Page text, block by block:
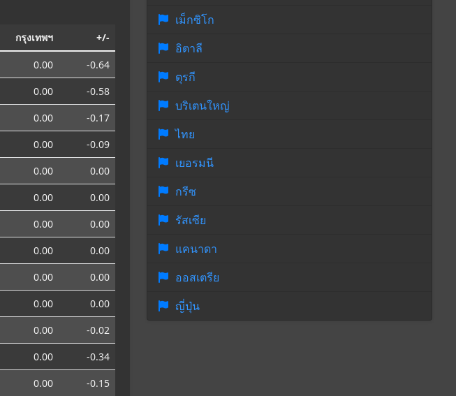
กรุงเทพฯ +/-
0.00
-0.64
0.00
-0.58
0.00
-0.17
0.00
-0.09
0.00
0.00
0.00
0.00
0.00
0.00
0.00
0.00
0.00
0.00
0.00
0.00
0.00
-0.02
0.00
-0.34
0.00 -0.15
เม็กซิโก
อิตาลี
ตุรกี
บริเตนใหญ่
ไทย
เยอรมนี
กรีซ
รัสเซีย
แคนาดา
ออสเตรีย
ญี่ปุ่น